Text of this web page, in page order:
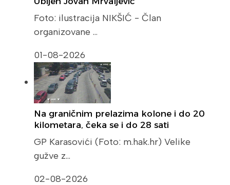
Foto: ilustracija NIKŠIĆ - Član
organizovane …
01-08-2026
Na graničnim prelazima kolone i do 20
kilometara, čeka se i do 28 sati
GP Karasovići (Foto: m.hak.hr) Velike
gužve z…
02-08-2026